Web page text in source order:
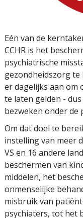
Eén van de
CCHR is het
psychiatrische
gezondheidszorg te
er dagelijks aan om
te laten gelden -
bezweken onder de
Om dat doel te
instelling van meer
VS en 16 andere
beschermen van
middelen, het
onmenselijke
misbruik van
psychiaters, tot het